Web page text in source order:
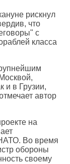
рискнул
что
с
класса
и в Грузии,
автор
на
Во время
обороны
своему